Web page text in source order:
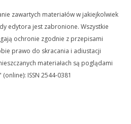
zawartych materiałów w jakiejkolwiek
edytora jest zabronione. Wszystkie
ochronie zgodnie z przepisami
prawo do skracania i adiustacji
materiałach są poglądami
ISSN 2544-0381